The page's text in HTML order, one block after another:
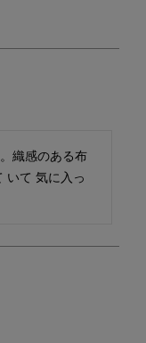
織感のある布
いて 気に入っ